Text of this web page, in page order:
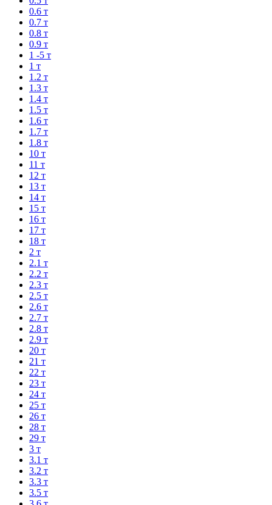
0.6 т
0.7 т
0.8 т
0.9 т
1 -5 т
1 т
1.2 т
1.3 т
1.4 т
1.5 т
1.6 т
1.7 т
1.8 т
10 т
11 т
12 т
13 т
14 т
15 т
16 т
17 т
18 т
2 т
2.1 т
2.2 т
2.3 т
2.5 т
2.6 т
2.7 т
2.8 т
2.9 т
20 т
21 т
22 т
23 т
24 т
25 т
26 т
28 т
29 т
3 т
3.1 т
3.2 т
3.3 т
3.5 т